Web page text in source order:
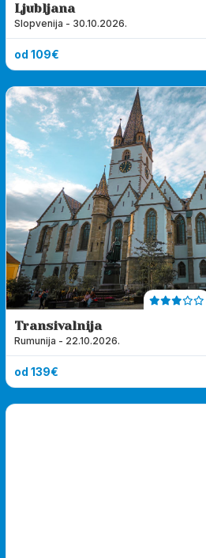
Ljubljana
Slopvenija - 30.10.2026.
od 109€
Transivalnija
Rumunija - 22.10.2026.
od 139€